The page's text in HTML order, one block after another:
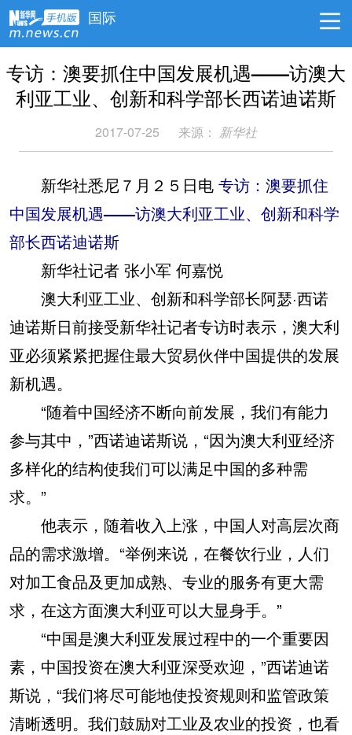
国际
专访：澳要抓住中国发展机遇——访澳大
利亚工业、创新和科学部长西诺迪诺斯
2017-07-25 来源： 新华社
新华社悉尼７月２５日电 专访：澳要抓住
中国发展机遇——访澳大利亚工业、创新和科学
部长西诺迪诺斯
新华社记者 张小军 何嘉悦
澳大利亚工业、创新和科学部长阿瑟·西诺
迪诺斯日前接受新华社记者专访时表示，澳大利
亚必须紧紧把握住最大贸易伙伴中国提供的发展
新机遇。
“随着中国经济不断向前发展，我们有能力
参与其中，”西诺迪诺斯说，“因为澳大利亚经济
多样化的结构使我们可以满足中国的多种需
求。”
他表示，随着收入上涨，中国人对高层次商
品的需求激增。“举例来说，在餐饮行业，人们
对加工食品及更加成熟、专业的服务有更大需
求，在这方面澳大利亚可以大显身手。”
“中国是澳大利亚发展过程中的一个重要因
素，中国投资在澳大利亚深受欢迎，”西诺迪诺
斯说，“我们将尽可能地使投资规则和监管政策
清晰透明。我们鼓励对工业及农业的投资，也看